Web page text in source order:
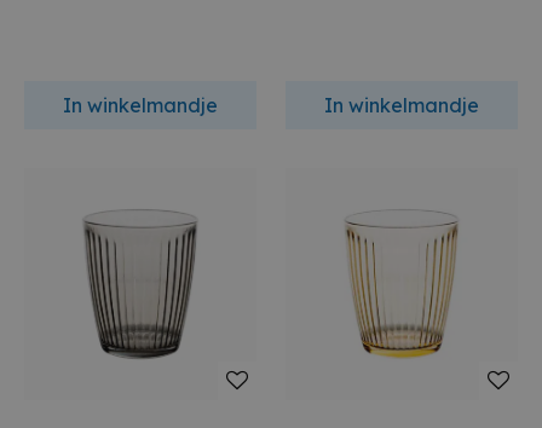
In winkelmandje In winkelmandje